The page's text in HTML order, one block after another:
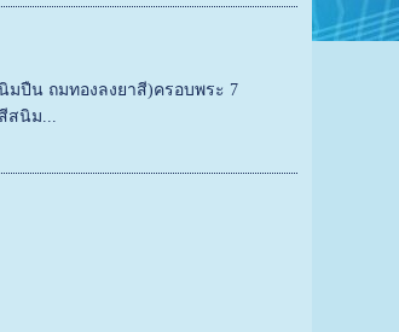
ปืน ถมทองลงยาสี)ครอบพระ 7
นิม...